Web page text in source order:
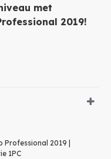
met
2019!
2019 |
1PC